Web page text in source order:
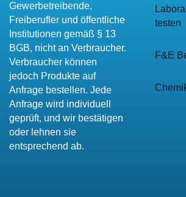
Gewerbetreibende,
Freiberufler und öffentliche
Institutionen gemäß § 13
BGB, nicht an Verbraucher.
Verbraucher können
jedoch Produkte auf
Anfrage bestellen. Jede
Anfrage wird individuell
geprüft, und wir bestätigen
oder lehnen sie
entsprechend ab.
testen
F&E